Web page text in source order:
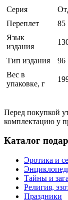
Серия
Переплет
85
Язык
издания
Тип издания
96
Вес в
упаковке, г
Перед покупкой
комплектацию у
Каталог
Эротика и
Тайны и
Религия,
Праздники